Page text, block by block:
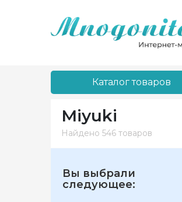
Каталог товаров
Miyuki
Найдено 546 товаров
Вы выбрали
следующее: